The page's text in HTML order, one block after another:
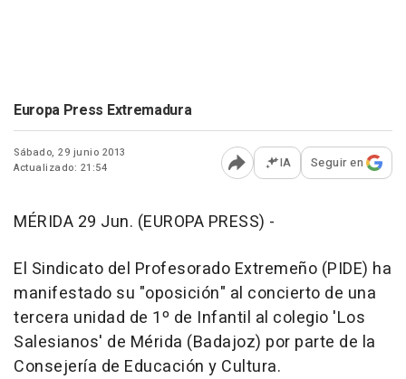
Europa Press Extremadura
Sábado, 29 junio 2013
Actualizado: 21:54
Abrir opciones para
IA Seguir en
MÉRIDA 29 Jun. (EUROPA PRESS) -
El Sindicato del Profesorado Extremeño (PIDE) ha
manifestado su "oposición" al concierto de una
tercera unidad de 1º de Infantil al colegio 'Los
Salesianos' de Mérida (Badajoz) por parte de la
Consejería de Educación y Cultura.